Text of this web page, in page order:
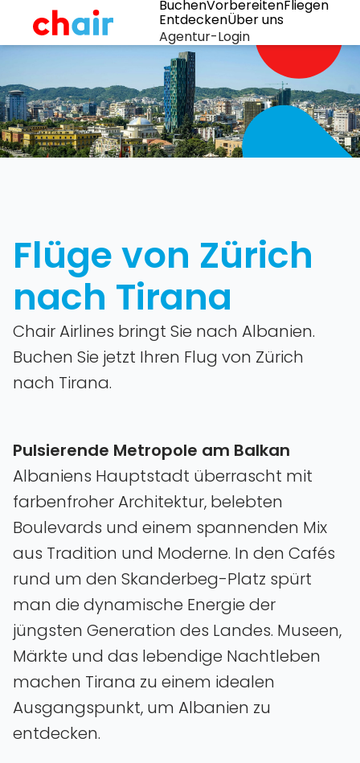
BuchenVorbereitenFliegen
EntdeckenÜber uns
Agentur-Login
Flüge von Zürich
nach Tirana
Chair Airlines bringt Sie nach Albanien.
Buchen Sie jetzt Ihren Flug von Zürich
nach Tirana.
Pulsierende Metropole am Balkan
Albaniens Hauptstadt überrascht mit
farbenfroher Architektur, belebten
Boulevards und einem spannenden Mix
aus Tradition und Moderne. In den Cafés
rund um den Skanderbeg-Platz spürt
man die dynamische Energie der
jüngsten Generation des Landes. Museen,
Märkte und das lebendige Nachtleben
machen Tirana zu einem idealen
Ausgangspunkt, um Albanien zu
entdecken.